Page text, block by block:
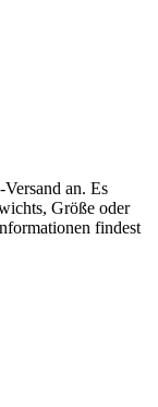
an. Es
Größe oder
findest